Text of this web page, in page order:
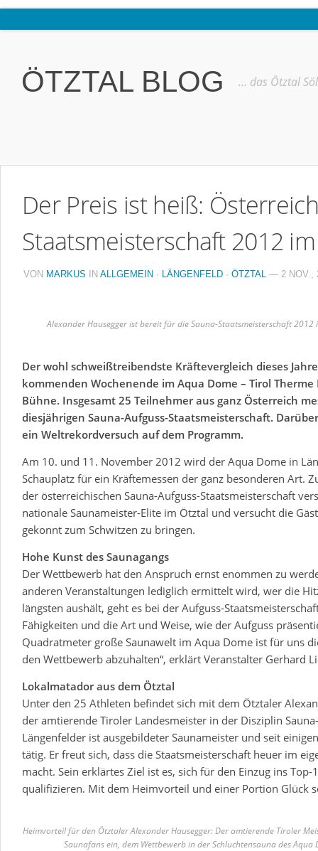
Ötztal
Interviews
Kostenloser Bustransfer ins Gletscherskigebiet von Sölden
Kontakt
Datenschutzerklärung
ÖTZTAL BLOG … das Ötztal
Der Preis ist heiß:
Staatsmeisterschaft 2012
VON MARKUS IN ALLGEMEIN · LÄNGENFELD · ÖTZTAL — 2 NOV.,
Alexander Hausegger ist bereit für die Sauna-Staatsmeisterschaft 2012
Der wohl schweißtreibendste Kräftevergleich dieses
kommenden Wochenende im Aqua Dome – Tirol
Bühne. Insgesamt 25 Teilnehmer aus ganz Österreich
diesjährigen Sauna-Aufguss-Staatsmeisterschaft.
ein Weltrekordversuch auf dem Programm.
Am 10. und 11. November 2012 wird der Aqua Dome in
Schauplatz für ein Kräftemessen der ganz besonderen Art.
der österreichischen Sauna-Aufguss-Staatsmeisterschaft
nationale Saunameister-Elite im Ötztal und versucht die
gekonnt zum Schwitzen zu bringen.
Hohe Kunst des Saunagangs
Der Wettbewerb hat den Anspruch ernst enommen zu
anderen Veranstaltungen lediglich ermittelt wird, wer die
längsten aushält, geht es bei der Aufguss-
Fähigkeiten und die Art und Weise, wie der Aufguss
Quadratmeter große Saunawelt im Aqua Dome ist für uns
den Wettbewerb abzuhalten“, erklärt Veranstalter Gerhard
Lokalmatador aus dem Ötztal
Unter den 25 Athleten befindet sich mit dem Ötztaler
der amtierende Tiroler Landesmeister in der Disziplin
Längenfelder ist ausgebildeter Saunameister und seit
tätig. Er freut sich, dass die Staatsmeisterschaft heuer im
macht. Sein erklärtes Ziel ist es, sich für den Einzug ins Top-
qualifizieren. Mit dem Heimvorteil und einer Portion Glück
Heimvorteil für den Ötztaler Alexander Hausegger: Der amtierende Tiroler
Saunafans ein, dem Wettbewerb in der Schluchtensauna des Aqua